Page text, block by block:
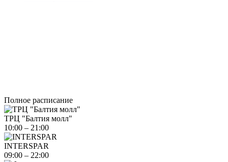
Полное расписание
ТРЦ "Балтия молл"
10:00 – 21:00
INTERSPAR
09:00 – 22:00